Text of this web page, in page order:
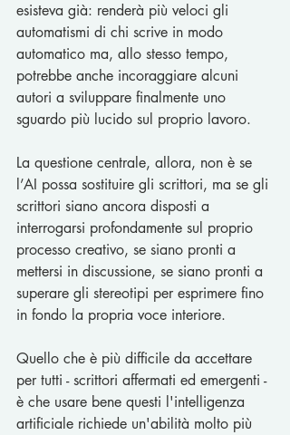
esisteva già: renderà più veloci gli
automatismi di chi scrive in modo
automatico ma, allo stesso tempo,
potrebbe anche incoraggiare alcuni
autori a sviluppare finalmente uno
sguardo più lucido sul proprio lavoro.
La questione centrale, allora, non è se
l’AI possa sostituire gli scrittori, ma se gli
scrittori siano ancora disposti a
interrogarsi profondamente sul proprio
processo creativo, se siano pronti a
mettersi in discussione, se siano pronti a
superare gli stereotipi per esprimere fino
in fondo la propria voce interiore.
Quello che è più difficile da accettare
per tutti - scrittori affermati ed emergenti -
è che usare bene questi l'intelligenza
artificiale richiede un'abilità molto più